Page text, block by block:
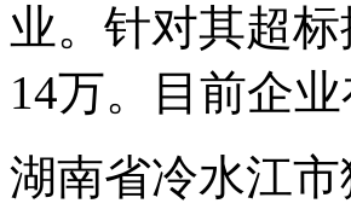
业。针对其超
14万。目前企
湖南省冷水江